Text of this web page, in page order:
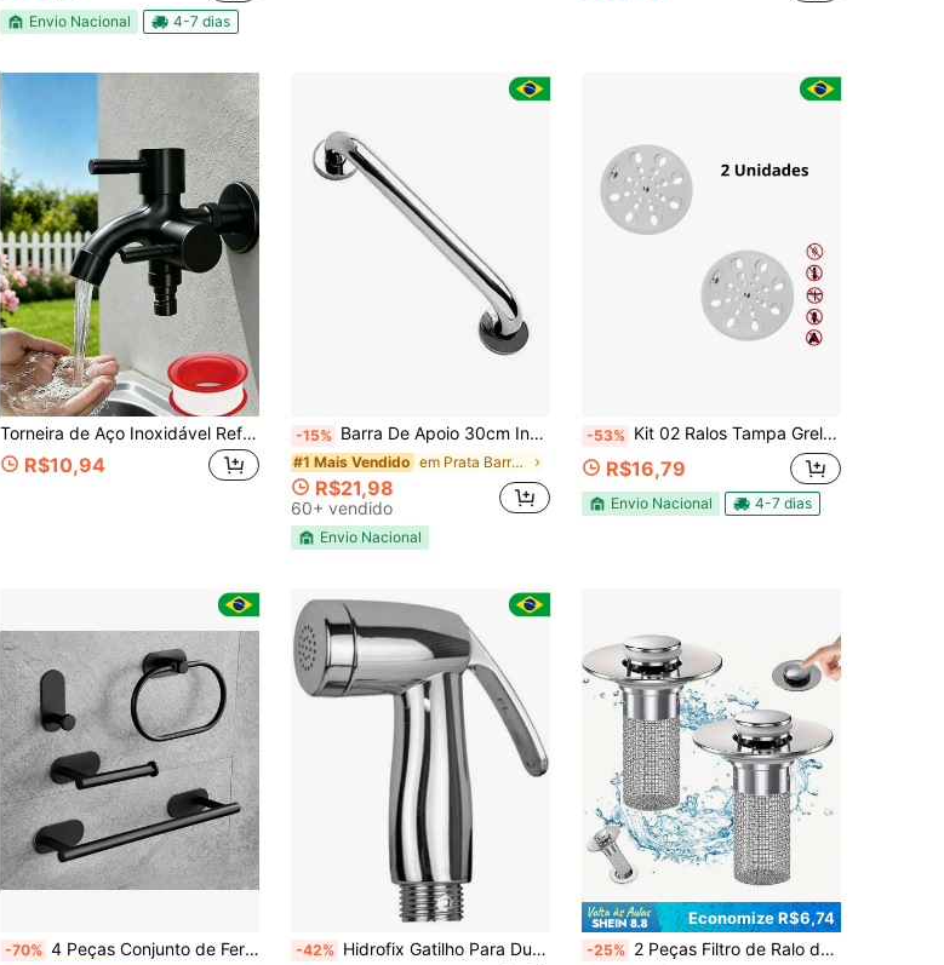
Envio Nacional 4-7 dias
Torneira de Aço Inoxidável Reforçada com Cabeça Dupla, Torneira de Irrigação Multifuncional, Torneira de Metal Durável e Resistente à Ferrugem com Controle Separado de Água Quente e Fria, Torneira de Uso Universal Interno e Externo, Conexão de Rosca Métrica G1/2, Equipada com Válvula de Plugue, Design Montado na Parede, Inclui Acessórios de Instalação, Adequada para Rega de Gramado, Máquina de Lavar, Chuveiro, Banheira e Conexão de Mangueira de Jardim, Acessório Essencial para Casa Moderna
R$10,94
-15% Barra De Apoio 30cm Inox Banheiro Box Idoso Gestante Deficiente Segurança Suporte Acessibilidade Corrimao
#1 Mais Vendido em Prata Barras de apoio
R$21,98
60+ vendido
Envio Nacional
-53% Kit 02 Ralos Tampa Grelha Inox REDONDO 10 Cm Fecho Rotativo
R$16,79
Envio Nacional 4-7 dias
-70% 4 Peças Conjunto de Ferragens para Banheiro em Aço Inoxidável, Suporte para Papel Higiênico e Toalha Antiferrugem Montagem na Parede - Instalação Fácil Sem Perfuração, Design Moderno e Elegante para Banheiros Contemporâneos, Acessórios para Banheiro -42% Hidrofix Gatilho Para Ducha Higiênica Chuveirinho ABS - Cromada
Economize R$6,74
-25% 2 Peças Filtro de Ralo de Pia Retrátil em Aço Inoxidável com Cesta Removível - Adequado para Tampas de Ralo de Banheira/Chuveiro, Coletor de Cabelo para Evitar Entupimentos, Plugue de Encaixe Fácil de Substituir, Limpa Entupimentos (Sem Produtos Químicos/Fácil de Limpar)